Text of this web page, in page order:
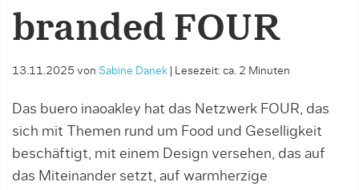
branded FOUR
13.11.2025 von Sabine Danek Lesezeit: ca. 2 Minuten
Das buero inaoakley hat das Netzwerk FOUR, das
sich mit Themen rund um Food und Geselligkeit
beschäftigt, mit einem Design versehen, das auf
das Miteinander setzt, auf warmherzige